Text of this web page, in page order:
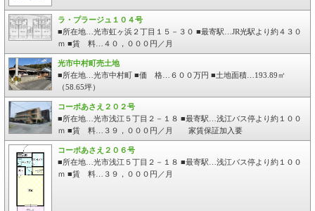
ラ・プラージュ１０４号
■所在地…光市虹ヶ浜２丁目１５－３０ ■最寄駅…JR光駅より約４３０
ｍ ■賃 料…４０，０００円／月
光市中村町売土地
■所在地…光市中村町 ■価 格…６００万円 ■土地面積…193.89㎡
（58.65坪）
コーポあさえ２０２号
■所在地…光市浅江５丁目２－１８ ■最寄駅…浅江バス停より約１００
ｍ ■賃 料…３９，０００円／月 家賃保証加入要
コーポあさえ２０６号
■所在地…光市浅江５丁目２－１８ ■最寄駅…浅江バス停より約１００
ｍ ■賃 料…３９，０００円／月